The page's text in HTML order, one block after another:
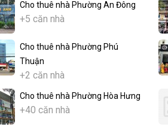
Cho thuê nhà Phường An Đông
+5 căn nhà
Cho thuê nhà Phường Phú
Thuận
+2 căn nhà
Cho thuê nhà Phường Hòa Hưng
+40 căn nhà